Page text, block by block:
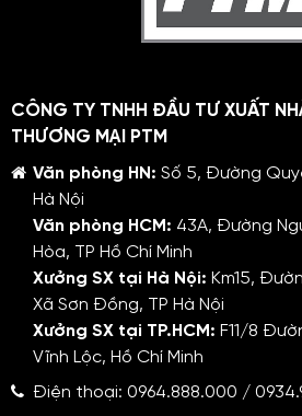
CÔNG TY TNHH ĐẦU TƯ XUẤT
THƯƠNG MẠI PTM
Văn phòng HN: Số 5, Đường
Hà Nội
Văn phòng HCM: 43A, Đường
Hòa, TP Hồ Chí Minh
Xưởng SX tại Hà Nội: Km15,
Xã Sơn Đồng, TP Hà Nội
Xưởng SX tại TP.HCM: F11/8
Vĩnh Lộc, Hồ Chí Minh
Điện thoại: 0964.888.000 /